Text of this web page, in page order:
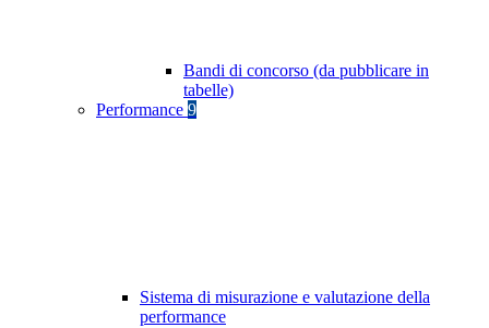
Bandi di concorso (da pubblicare in
tabelle)
Performance 9
Sistema di misurazione e valutazione della
performance